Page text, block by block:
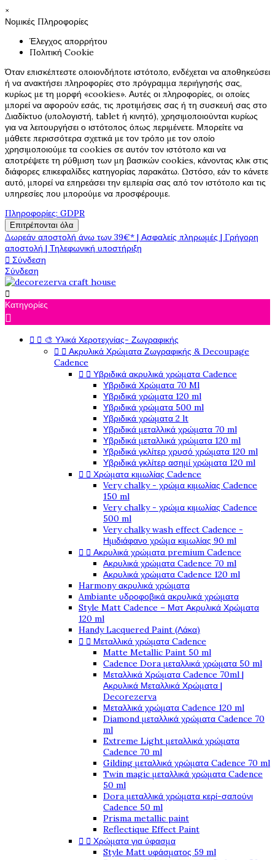
×
Νομικές Πληροφορίες
Έλεγχος απορρήτου
Πολιτική Cookie
Όταν επισκέπτεστε οποιονδήποτε ιστότοπο, ενδέχεται να αποθηκεύσει
ή να ανακτήσει πληροφορίες στο πρόγραμμα περιήγησής σας,
κυρίως με τη μορφή «cookies». Αυτές οι πληροφορίες, οι οποίες
μπορεί να αφορούν εσάς, τις προτιμήσεις σας ή τη συσκευή σας στο
Διαδίκτυο (υπολογιστή, tablet ή κινητό), χρησιμοποιούνται κυρίως
για να λειτουργήσει ο ιστότοπος όπως περιμένετε. Μπορείτε να
μάθετε περισσότερα σχετικά με τον τρόπο με τον οποίο
χρησιμοποιούμε τα cookies σε αυτόν τον ιστότοπο και να
αποτρέψετε τη ρύθμιση των μη βασικών cookies, κάνοντας κλικ στις
διάφορες επικεφαλίδες κατηγορίας παρακάτω. Ωστόσο, εάν το κάνετε
αυτό, μπορεί να επηρεάσει την εμπειρία σας από τον ιστότοπο και τις
υπηρεσίες που μπορούμε να προσφέρουμε.
Πληροφορίες: GDPR
Επιτρέπονται όλα
Δωρεάν αποστολή άνω των 39€* | Ασφαλείς πληρωμές | Γρήγορη
αποστολή | Τηλεφωνική υποστήριξη
 Σύνδεση
Σύνδεση

Κατηγορίες

  🎨 Υλικά Χεροτεχνίας- Ζωγραφικής
  Ακρυλικά Χρώματα Ζωγραφικής & Decoupage
Cadence
  Υβριδικά ακρυλικά χρώματα Cadence
Υβριδικά Χρώματα 70 Ml
Υβριδικά χρώματα 120 ml
Υβριδικά χρώματα 500 ml
Υβριδικά χρώματα 2 lt
Υβριδικά μεταλλικά χρώματα 70 ml
Υβριδικά μεταλλικά χρώματα 120 ml
Υβριδικά γκλίτερ χρυσό χρώματα 120 ml
Υβριδικά γκλίτερ ασημί χρώματα 120 ml
  Χρώματα κιμωλίας Cadence
Very chalky - χρώμα κιμωλίας Cadence
150 ml
Very chalky - χρώμα κιμωλίας Cadence
500 ml
Very chalky wash effect Cadence -
Ημιδιάφανο χρώμα κιμωλίας 90 ml
  Ακρυλικά χρώματα premium Cadence
Ακρυλικά χρώματα Cadence 70 ml
Ακρυλικά χρώματα Cadence 120 ml
Harmony ακρυλικά χρώματα
Ambiante υδροφοβικά ακρυλικά χρώματα
Style Matt Cadence – Ματ Ακρυλικά Χρώματα
120 ml
Handy Lacquered Paint (Λάκα)
  Μεταλλικά χρώματα Cadence
Matte Metallic Paint 50 ml
Cadence Dora μεταλλικά χρώματα 50 ml
Μεταλλικά Χρώματα Cadence 70ml |
Ακρυλικά Μεταλλικά Χρώματα |
Decorezerva
Μεταλλικά χρώματα Cadence 120 ml
Diamond μεταλλικά χρώματα Cadence 70
ml
Extreme Light μεταλλικά χρώματα
Cadence 70 ml
Gilding μεταλλικά χρώματα Cadence 70 ml
Twin magic μεταλλικά χρώματα Cadence
50 ml
Dora μεταλλικά χρώματα κερί-σαπούνι
Cadence 50 ml
Prisma metallic paint
Reflectique Effect Paint
  Χρώματα για ύφασμα
Style Matt υφάσματος 59 ml